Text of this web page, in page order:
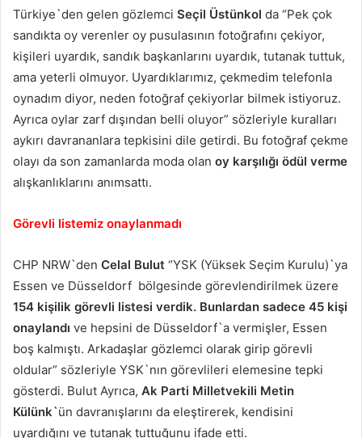
Türkiye`den gelen gözlemci Seçil Üstünkol da “Pek çok
sandıkta oy verenler oy pusulasının fotoğrafını çekiyor,
kişileri uyardık, sandık başkanlarını uyardık, tutanak tuttuk,
ama yeterli olmuyor. Uyardıklarımız, çekmedim telefonla
oynadım diyor, neden fotoğraf çekiyorlar bilmek istiyoruz.
Ayrıca oylar zarf dışından belli oluyor” sözleriyle kuralları
aykırı davrananlara tepkisini dile getirdi. Bu fotoğraf çekme
olayı da son zamanlarda moda olan oy karşılığı ödül verme
alışkanlıklarını anımsattı.
Görevli listemiz onaylanmadı
CHP NRW`den Celal Bulut “YSK (Yüksek Seçim Kurulu)`ya
Essen ve Düsseldorf bölgesinde görevlendirilmek üzere
154 kişilik görevli listesi verdik. Bunlardan sadece 45 kişi
onaylandı ve hepsini de Düsseldorf`a vermişler, Essen
boş kalmıştı. Arkadaşlar gözlemci olarak girip görevli
oldular” sözleriyle YSK`nın görevlileri elemesine tepki
gösterdi. Bulut Ayrıca, Ak Parti Milletvekili Metin
Külünk`ün davranışlarını da eleştirerek, kendisini
uyardığını ve tutanak tuttuğunu ifade etti.